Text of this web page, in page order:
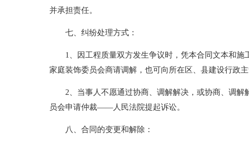
并承担责任。
七、纠纷处理方式：
1、因工程质量双方发生争议时，凭本合同文本和
家庭装饰委员会商请调解，也可向所在区、县建设行政
2、当事人不愿通过协商、调解解决，或协商、调
员会申请仲裁——人民法院提起诉讼。
八、合同的变更和解除：